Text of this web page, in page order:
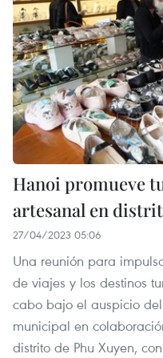
Hanoi promueve
artesanal en
27/04/2023 05:06
Una reunión para
de viajes y los destinos
cabo bajo el auspicio
municipal en
distrito de Phu Xuyen,